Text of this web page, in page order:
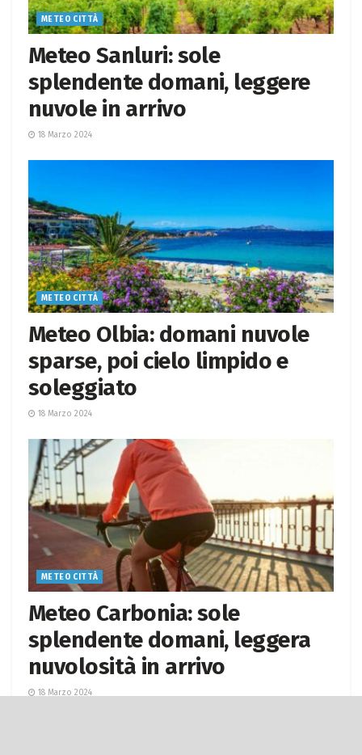
METEO CITTÀ
Meteo Sanluri: sole
splendente domani, leggere
nuvole in arrivo
18 Marzo 2024
METEO CITTÀ
Meteo Olbia: domani nuvole
sparse, poi cielo limpido e
soleggiato
18 Marzo 2024
METEO CITTÀ
Meteo Carbonia: sole
splendente domani, leggera
nuvolosità in arrivo
18 Marzo 2024